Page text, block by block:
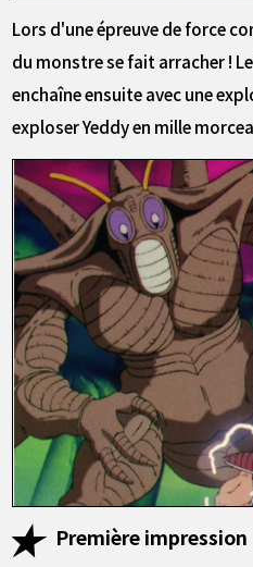
Lors d'une épreuve de force
du monstre se fait arracher !
enchaîne ensuite avec une
exploser Yeddy en mille
Première impression